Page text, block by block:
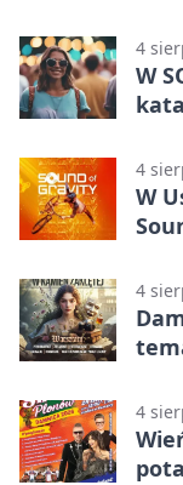
4
W
4
W
4
4